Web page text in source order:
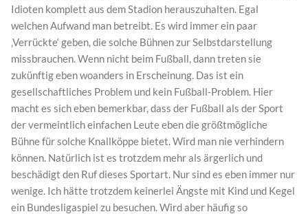
Idioten komplett aus dem Stadion herauszuhalten. Egal
welchen Aufwand man betreibt. Es wird immer ein paar
‚Verrückte‘ geben, die solche Bühnen zur Selbstdarstellung
missbrauchen. Wenn nicht beim Fußball, dann treten sie
zukünftig eben woanders in Erscheinung. Das ist ein
gesellschaftliches Problem und kein Fußball-Problem. Hier
macht es sich eben bemerkbar, dass der Fußball als der Sport
der vermeintlich einfachen Leute eben die größtmögliche
Bühne für solche Knallköppe bietet. Wird man nie verhindern
können. Natürlich ist es trotzdem mehr als ärgerlich und
beschädigt den Ruf dieses Sportart. Nur sind es eben immer nur
wenige. Ich hätte trotzdem keinerlei Ängste mit Kind und Kegel
ein Bundesligaspiel zu besuchen. Wird aber häufig so